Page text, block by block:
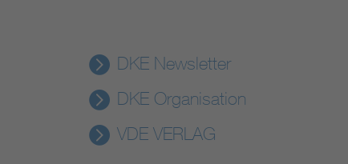
DKE Newsletter
DKE Organisation
VDE VERLAG